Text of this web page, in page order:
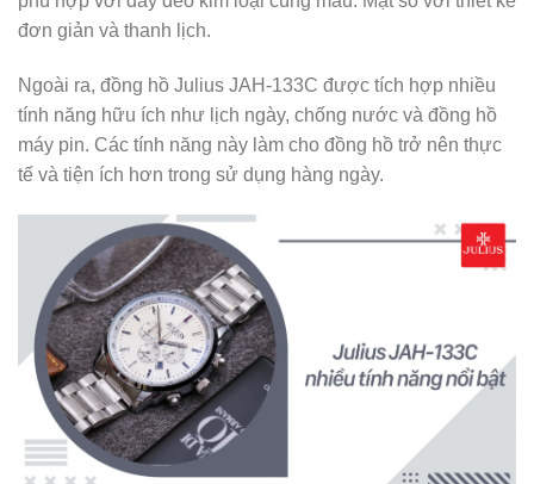
đơn giản và thanh lịch.
Ngoài ra, đồng hồ Julius JAH-133C được tích hợp nhiều
tính năng hữu ích như lịch ngày, chống nước và đồng hồ
máy pin. Các tính năng này làm cho đồng hồ trở nên thực
tế và tiện ích hơn trong sử dụng hàng ngày.